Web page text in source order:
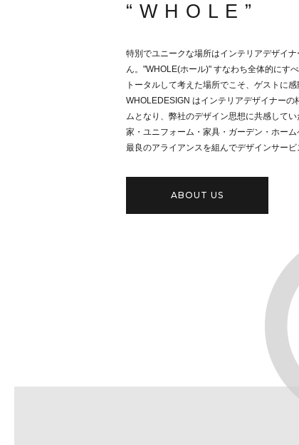
“ W H O L E ”
特別でユニークな場所はインテリアデザイ
ん。 "WHOLE(ホール)" すなわち全体的にす
トータルして考えた場所でこそ、ゲストに
WHOLEDESIGN はインテリアデザイナー
ムとなり、弊社のデザイン思想に共感して
家・ユニフォーム・家具・ガーデン・ホー
最良のアライアンスを組んでデザインサービ
ABOUT US